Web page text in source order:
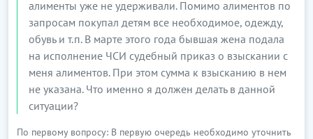
алименты уже не удерживали. Помимо алиментов по
запросам покупал детям все необходимое, одежду,
обувь и т.п. В марте этого года бывшая жена подала
на исполнение ЧСИ судебный приказ о взыскании с
меня алиментов. При этом сумма к взысканию в нем
не указана. Что именно я должен делать в данной
ситуации?
По первому вопросу: В первую очередь необходимо уточнить